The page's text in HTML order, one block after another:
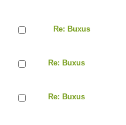
Re: Buxus
Re: Buxus
Re: Buxus